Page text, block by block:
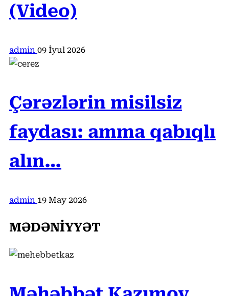
(Video)
admin 09 İyul 2026
Çərəzlərin misilsiz
faydası: amma qabıqlı
alın…
admin 19 May 2026
MƏDƏNİYYƏT